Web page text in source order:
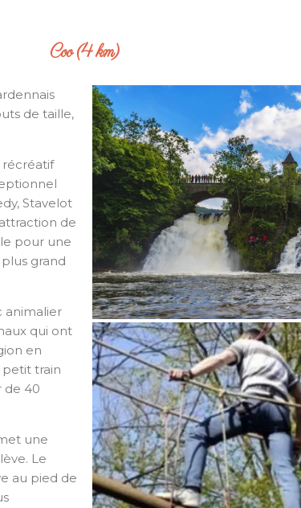
Coo (4 km)
de taille,
récréatif
Stavelot
de
pour une
grand
animalier
qui ont
en
train
de 40
une
Le
au pied de
Vue cascade
Plopsa Coo Parc d’attractions